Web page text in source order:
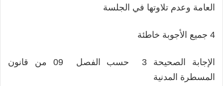
العامة وعدم تلاوتها في الجلسة
4 جميع الأجوبة خاطئة
الإجابة الصحيحة 3 حسب الفصل 09 من قانون
المسطرة المدنية